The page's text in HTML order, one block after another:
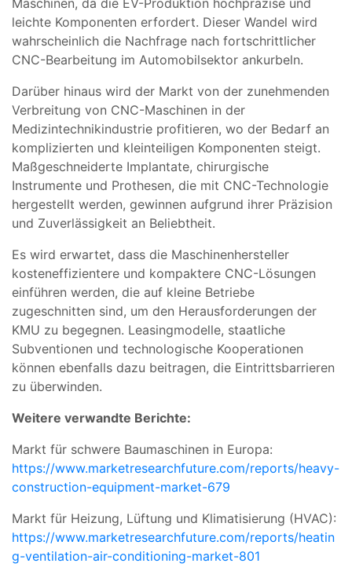
leichte Komponenten erfordert. Dieser Wandel wird
wahrscheinlich die Nachfrage nach fortschrittlicher
CNC-Bearbeitung im Automobilsektor ankurbeln.
Darüber hinaus wird der Markt von der zunehmenden
Verbreitung von CNC-Maschinen in der
Medizintechnikindustrie profitieren, wo der Bedarf an
komplizierten und kleinteiligen Komponenten steigt.
Maßgeschneiderte Implantate, chirurgische
Instrumente und Prothesen, die mit CNC-Technologie
hergestellt werden, gewinnen aufgrund ihrer Präzision
und Zuverlässigkeit an Beliebtheit.
Es wird erwartet, dass die Maschinenhersteller
kosteneffizientere und kompaktere CNC-Lösungen
einführen werden, die auf kleine Betriebe
zugeschnitten sind, um den Herausforderungen der
KMU zu begegnen. Leasingmodelle, staatliche
Subventionen und technologische Kooperationen
können ebenfalls dazu beitragen, die Eintrittsbarrieren
zu überwinden.
Weitere verwandte Berichte:
Markt für schwere Baumaschinen in Europa:
https://www.marketresearchfuture.com/reports/heavy-
construction-equipment-market-679
Markt für Heizung, Lüftung und Klimatisierung (HVAC):
https://www.marketresearchfuture.com/reports/heatin
g-ventilation-air-conditioning-market-801